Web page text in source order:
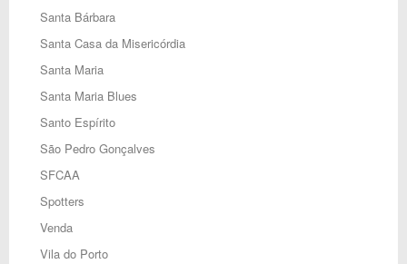
Santa Bárbara
Santa Casa da Misericórdia
Santa Maria
Santa Maria Blues
Santo Espírito
São Pedro Gonçalves
SFCAA
Spotters
Venda
Vila do Porto